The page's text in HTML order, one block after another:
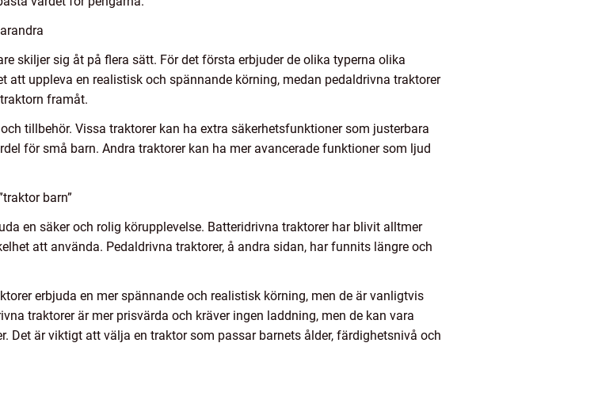
skiljer sig åt på flera sätt. För det första erbjuder de olika typerna olika
att uppleva en realistisk och spännande körning, medan pedaldrivna traktorer
framåt.
tillbehör. Vissa traktorer kan ha extra säkerhetsfunktioner som justerbara
för små barn. Andra traktorer kan ha mer avancerade funktioner som ljud
barn”
en säker och rolig körupplevelse. Batteridrivna traktorer har blivit alltmer
att använda. Pedaldrivna traktorer, å andra sidan, har funnits längre och
erbjuda en mer spännande och realistisk körning, men de är vanligtvis
traktorer är mer prisvärda och kräver ingen laddning, men de kan vara
Det är viktigt att välja en traktor som passar barnets ålder, färdighetsnivå och